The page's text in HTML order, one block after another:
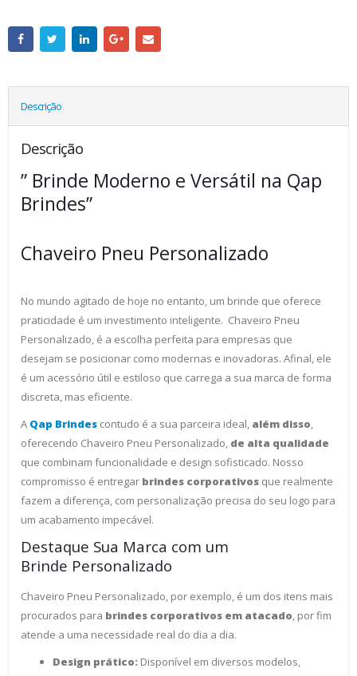
Descrição
Descrição
” Brinde Moderno e Versátil na Qap
Brindes”
Chaveiro Pneu Personalizado
No mundo agitado de hoje no entanto, um brinde que oferece
praticidade é um investimento inteligente. Chaveiro Pneu
Personalizado, é a escolha perfeita para empresas que
desejam se posicionar como modernas e inovadoras. Afinal, ele
é um acessório útil e estiloso que carrega a sua marca de forma
discreta, mas eficiente.
A Qap Brindes contudo é a sua parceira ideal, além disso
oferecendo Chaveiro Pneu Personalizado, de alta qualidade
que combinam funcionalidade e design sofisticado. Nosso
compromisso é entregar brindes corporativos que realmente
fazem a diferença, com personalização precisa do seu logo para
um acabamento impecável.
Destaque Sua Marca com um
Brinde Personalizado
Chaveiro Pneu Personalizado, por exemplo, é um dos itens mais
procurados para brindes corporativos em atacado , por fim
atende a uma necessidade real do dia a dia.
Design prático: Disponível em diversos modelos,